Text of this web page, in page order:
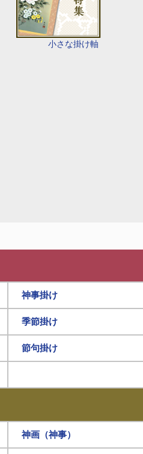
小さな掛け軸
神事掛け
季節掛け
節句掛け
神画（神事）